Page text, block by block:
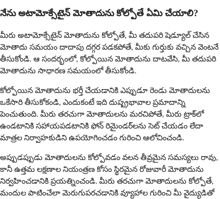
నేను అటామోక్సేటైన్ మోతాదును కోల్పోతే ఏమి చేయాలి?
మీరు అటామోక్సేటైన్ మోతాదును కోల్పోతే, మీ తదుపరి షెడ్యూల్ చేసిన
మోతాదు సమయం దాదాపు దగ్గర పడకపోతే, మీకు గుర్తుకు వచ్చిన వెంటనే
తీసుకోండి. ఆ సందర్భంలో, కోల్పోయిన మోతాదును దాటవేసి, మీ తదుపరి
మోతాదును సాధారణ సమయంలో తీసుకోండి.
కోల్పోయిన మోతాదును భర్తీ చేయడానికి ఎప్పుడూ రెండు మోతాదులను
ఒకేసారి తీసుకోకండి, ఎందుకంటే ఇది దుష్ప్రభావాల ప్రమాదాన్ని
పెంచుతుంది. మీరు తరచుగా మోతాదులను మరచిపోతే, మీరు ట్రాక్‌లో
ఉండటానికి సహాయపడటానికి ఫోన్ రిమైండర్‌లను సెట్ చేయడం లేదా
మాత్రల నిర్వాహకుడిని ఉపయోగించడం గురించి ఆలోచించండి.
అప్పుడప్పుడు మోతాదులను కోల్పోవడం వలన తీవ్రమైన సమస్యలు రావు,
కానీ ఉత్తమ లక్షణాల నియంత్రణ కోసం స్థిరమైన రోజువారీ మోతాదును
నిర్వహించడానికి ప్రయత్నించండి. మీరు తరచుగా మోతాదులను కోల్పోతే,
మందుల పాటించేలా మెరుగుపరచడానికి వ్యూహాల గురించి మీ వైద్యుడితో